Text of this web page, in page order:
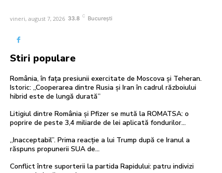
vineri, august 7, 2026 33.8 C București
Stiri populare
România, în fața presiunii exercitate de Moscova și Teheran.
Istoric: „Cooperarea dintre Rusia și Iran în cadrul războiului
hibrid este de lungă durată”
Litigiul dintre România și Pfizer se mută la ROMATSA: o
poprire de peste 3,4 miliarde de lei aplicată fondurilor…
„Inacceptabil”. Prima reacție a lui Trump după ce Iranul a
răspuns propunerii SUA de…
Conflict între suporterii la partida Rapidului: patru indivizi